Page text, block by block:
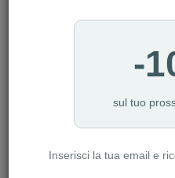
-
sul tuo
Inserisci la tua email e